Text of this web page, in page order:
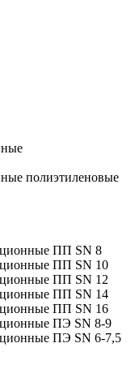
полиэтиленовые
ПП SN 8
ПП SN 10
ПП SN 12
ПП SN 14
ПП SN 16
ПЭ SN 8-9
ПЭ SN 6-7,5